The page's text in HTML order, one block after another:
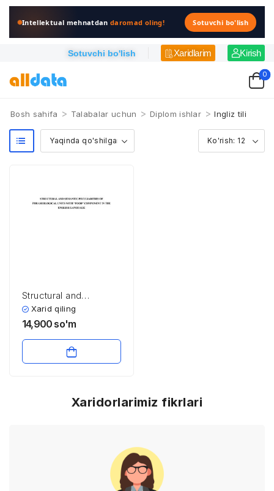
Intellektual mehnatdandaromad oling! Sotuvchi bo'lish
Sotuvchi bo'lish Xaridlarim Kirish
0
Bosh sahifa > Talabalar uchun > Diplom ishlar > Ingliz tili
Structural and
semantic peculiarities
of phraseological units
component in the
English language
Xarid qiling
14,900 so'm
Xaridorlarimiz fikrlari